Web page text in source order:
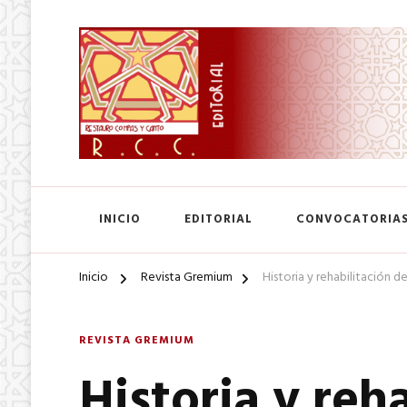
INICIO EDITORIAL CONVOCATORIAS
Inicio Revista Gremium Historia y rehabilitación
REVISTA GREMIUM